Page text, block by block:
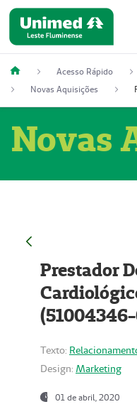
Acesso Rápido
Novas Aquisições
Novas
Prestador
Texto:
Design: Marketing
01 de abril, 2020